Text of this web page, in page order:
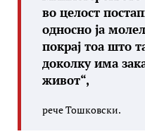
во целост
односно ја
покрај тоа што
доколку има
живот“,
рече Тошковски.